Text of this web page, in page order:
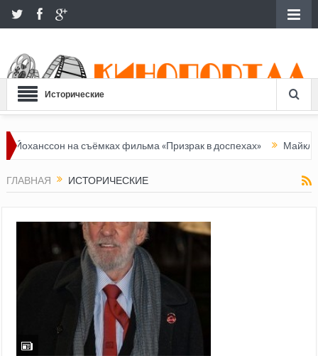
Исторические
на съёмках фильма «Призрак в доспехах» Майкл Шин
ГЛАВНАЯ ИСТОРИЧЕСКИЕ